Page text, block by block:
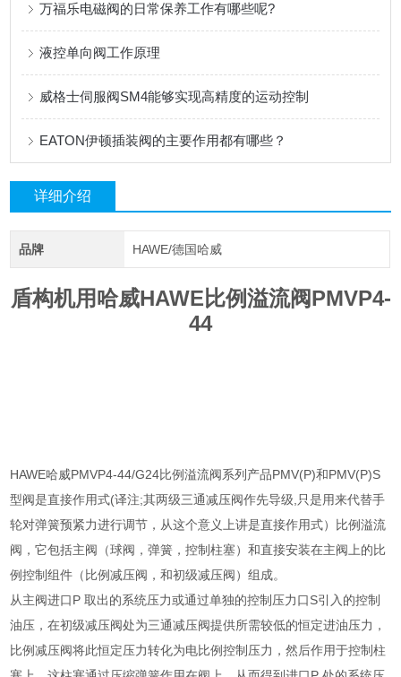
万福乐电磁阀的日常保养工作有哪些呢?
液控单向阀工作原理
威格士伺服阀SM4能够实现高精度的运动控制
EATON伊顿插装阀的主要作用都有哪些？
详细介绍
品牌 HAWE/德国哈威
盾构机用哈威HAWE比例溢流阀PMVP4-
44
HAWE哈威PMVP4-44/G24比例溢流阀系列产品PMV(P)和PMV(P)S
型阀是直接作用式(译注;其两级三通减压阀作先导级,只是用来代替手
轮对弹簧预紧力进行调节，从这个意义上讲是直接作用式）比例溢流
阀，它包括主阀（球阀，弹簧，控制柱塞）和直接安装在主阀上的比
例控制组件（比例减压阀，和初级减压阀）组成。
从主阀进口P 取出的系统压力或通过单独的控制压力口S引入的控制
油压，在初级减压阀处为三通减压阀提供所需较低的恒定进油压力，
比例减压阀将此恒定压力转化为电比例控制压力，然后作用于控制柱